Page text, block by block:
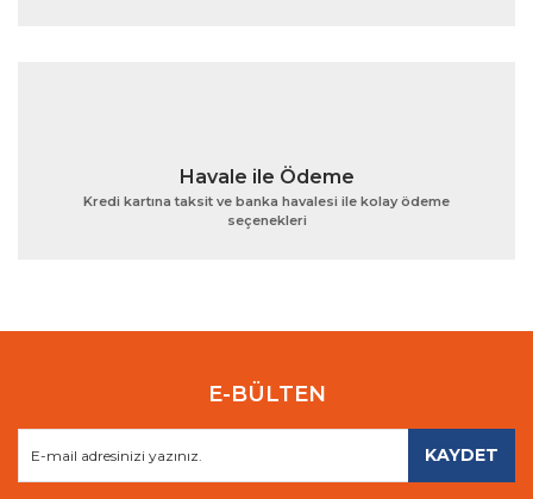
Havale ile Ödeme
Kredi kartına taksit ve banka havalesi ile kolay ödeme
seçenekleri
E-BÜLTEN
KAYDET